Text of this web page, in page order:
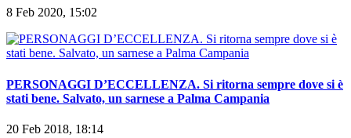
8 Feb 2020, 15:02
PERSONAGGI D’ECCELLENZA. Si ritorna sempre dove si è
stati bene. Salvato, un sarnese a Palma Campania
20 Feb 2018, 18:14